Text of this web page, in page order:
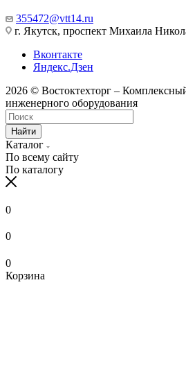
355472@vtt14.ru
г. Якутск, проспект Михаила
Вконтакте
Яндекс.Дзен
2026 © Востоктехторг –
инженерного оборудования
Найти
Каталог
По всему сайту
По каталогу
0
0
0
Корзина